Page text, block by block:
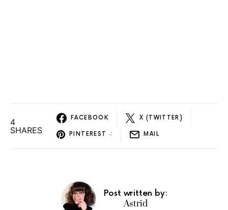
4
SHARES
FACEBOOK X (TWITTER)
PINTEREST 4 MAIL
Post written by:
Astrid